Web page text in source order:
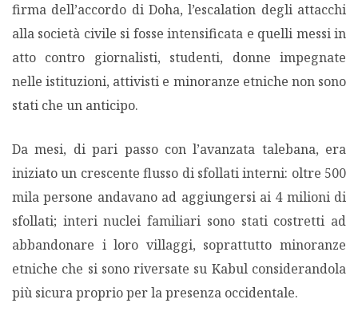
firma dell’accordo di Doha, l’escalation degli attacchi
alla società civile si fosse intensificata e quelli messi in
atto contro giornalisti, studenti, donne impegnate
nelle istituzioni, attivisti e minoranze etniche non sono
stati che un anticipo.
Da mesi, di pari passo con l’avanzata talebana, era
iniziato un crescente flusso di sfollati interni: oltre 500
mila persone andavano ad aggiungersi ai 4 milioni di
sfollati; interi nuclei familiari sono stati costretti ad
abbandonare i loro villaggi, soprattutto minoranze
etniche che si sono riversate su Kabul considerandola
più sicura proprio per la presenza occidentale.